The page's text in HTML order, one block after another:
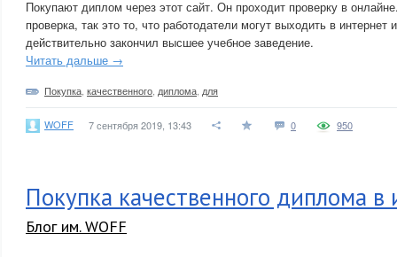
Покупают диплом через этот сайт. Он проходит проверку в
проверка, так это то, что работодатели могут выходить в интернет
действительно закончил высшее учебное заведение.
Читать дальше →
Покупка качественного диплома для
WOFF 7 сентября 2019, 13:43 0 950
Покупка качественного диплома в
Блог им. WOFF